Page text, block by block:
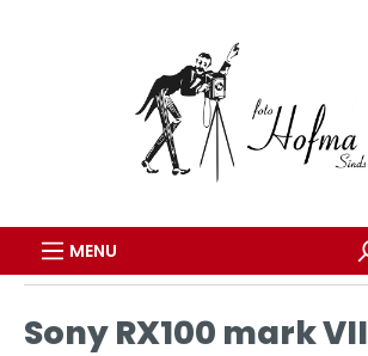
MENU
Sony RX100 mark VII